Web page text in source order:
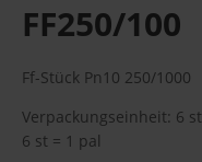
FF250/100
Ff-Stück Pn10 250/1000
Verpackungseinheit: 6 st
6 st = 1 pal